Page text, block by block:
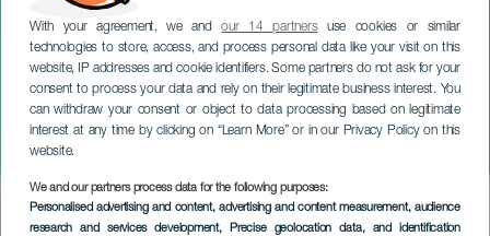
With your agreement, we andour 14 partnersuse cookies or similar
technologies to store, access, and process personal data like your visit on this
website, IP addresses and cookie identifiers. Some partners do not ask for your
consent to process your data and rely on their legitimate business interest. You
can withdraw your consent or object to data processing based on legitimate
interest at any time by clicking on “Learn More” or in our Privacy Policy on this
website.
We and our partners process data for the following purposes:
Personalised advertising and content, advertising and content measurement, audience
research and services development, Precise geolocation data, and identification
Bendita Comedia
TENERIFE
Imagen
Listado